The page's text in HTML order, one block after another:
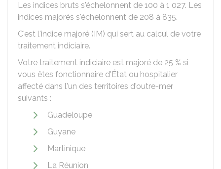
Les indices bruts s'échelonnent de 100 à 1 027. Les
indices majorés s'échelonnent de 208 à 835.
C'est l'indice majoré (IM) qui sert au calcul de votre
traitement indiciaire.
Votre traitement indiciaire est majoré de 25 % si
vous êtes fonctionnaire d'État ou hospitalier
affecté dans l'un des territoires d'outre-mer
suivants :
Guadeloupe
Guyane
Martinique
La Réunion